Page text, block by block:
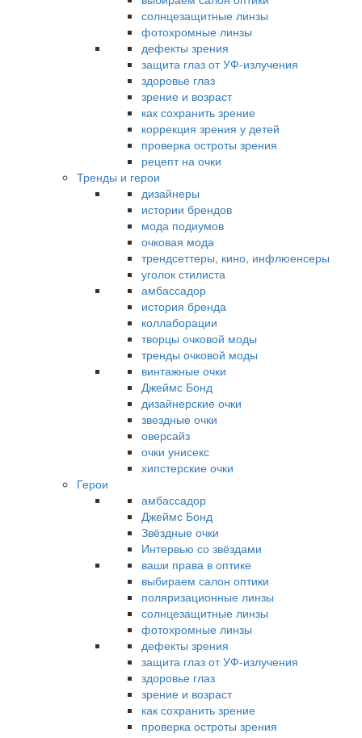
солнцезащитные линзы
фотохромные линзы
дефекты зрения
защита глаз от УФ-излучения
здоровье глаз
зрение и возраст
как сохранить зрение
коррекция зрения у детей
проверка остроты зрения
рецепт на очки
Тренды и герои
дизайнеры
истории брендов
мода подиумов
очковая мода
трендсеттеры, кино, инфлюенсеры
уголок стилиста
амбассадор
история бренда
коллаборации
творцы очковой моды
тренды очковой моды
винтажные очки
Джеймс Бонд
дизайнерские очки
звездные очки
оверсайз
очки унисекс
хипстерские очки
Герои
амбассадор
Джеймс Бонд
Звёздные очки
Интервью со звёздами
ваши права в оптике
выбираем салон оптики
поляризационные линзы
солнцезащитные линзы
фотохромные линзы
дефекты зрения
защита глаз от УФ-излучения
здоровье глаз
зрение и возраст
как сохранить зрение
проверка остроты зрения